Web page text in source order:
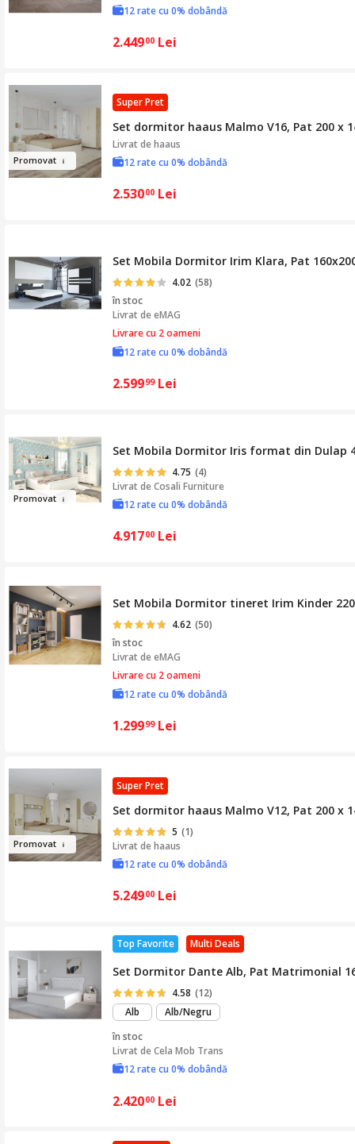
12 rate cu 0% dobândă
2.44900 Lei
Promovat
Super Pret
Set dormitor haaus Malmo V16, Pat 200 x
Livrat dehaaus
12 rate cu 0% dobândă
2.53000 Lei
Set Mobila Dormitor Irim Klara, Pat
4.02 (58)
în stoc
Livrat deeMAG
Livrare cu 2 oameni
12 rate cu 0% dobândă
2.59999 Lei
Promovat
Set Mobila Dormitor Iris format din Dulap
4.75 (4)
Livrat deCosali Furniture
12 rate cu 0% dobândă
4.91700 Lei
Set Mobila Dormitor tineret Irim Kinder
4.62 (50)
în stoc
Livrat deeMAG
Livrare cu 2 oameni
12 rate cu 0% dobândă
1.29999 Lei
Promovat
Super Pret
Set dormitor haaus Malmo V12, Pat 200 x
5 (1)
Livrat dehaaus
12 rate cu 0% dobândă
5.24900 Lei
Multi Deals
Top Favorite
Set Dormitor Dante Alb, Pat Matrimonial
4.58 (12)
Alb
Alb/Negru
în stoc
Livrat deCela Mob Trans
12 rate cu 0% dobândă
2.42000 Lei